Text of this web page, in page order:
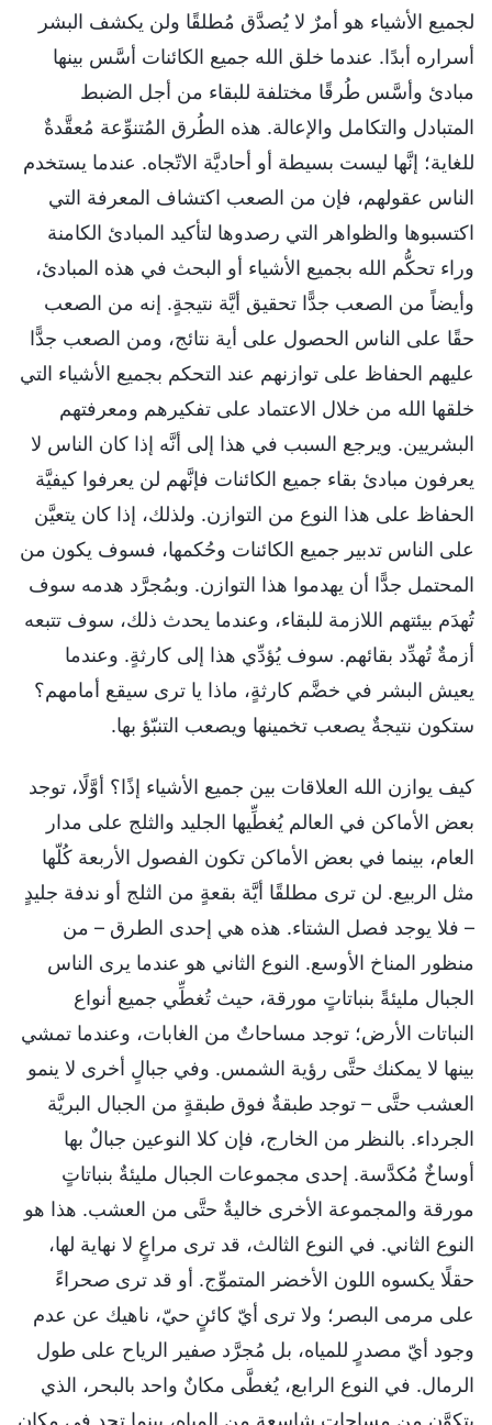
لجميع الأشياء هو أمرٌ لا يُصدَّق مُطلقًا ولن يكشف البشر
أسراره أبدًا. عندما خلق الله جميع الكائنات أسَّس بينها
مبادئ وأسَّس طُرقًا مختلفة للبقاء من أجل الضبط
المتبادل والتكامل والإعالة. هذه الطُرق المُتنوِّعة مُعقَّدةٌ
للغاية؛ إنَّها ليست بسيطة أو أحاديَّة الاتّجاه. عندما يستخدم
الناس عقولهم، فإن من الصعب اكتشاف المعرفة التي
اكتسبوها والظواهر التي رصدوها لتأكيد المبادئ الكامنة
وراء تحكُّم الله بجميع الأشياء أو البحث في هذه المبادئ،
وأيضاً من الصعب جدًّا تحقيق أيَّة نتيجةٍ. إنه من الصعب
حقًا على الناس الحصول على أية نتائج، ومن الصعب جدًّا
عليهم الحفاظ على توازنهم عند التحكم بجميع الأشياء التي
خلقها الله من خلال الاعتماد على تفكيرهم ومعرفتهم
البشريين. ويرجع السبب في هذا إلى أنَّه إذا كان الناس لا
يعرفون مبادئ بقاء جميع الكائنات فإنَّهم لن يعرفوا كيفيَّة
الحفاظ على هذا النوع من التوازن. ولذلك، إذا كان يتعيَّن
على الناس تدبير جميع الكائنات وحُكمها، فسوف يكون من
المحتمل جدًّا أن يهدموا هذا التوازن. وبمُجرَّد هدمه سوف
تُهدَم بيئتهم اللازمة للبقاء، وعندما يحدث ذلك، سوف تتبعه
أزمةٌ تُهدِّد بقائهم. سوف يُؤدِّي هذا إلى كارثةٍ. وعندما
يعيش البشر في خضَّم كارثةٍ، ماذا يا ترى سيقع أمامهم؟
ستكون نتيجةٌ يصعب تخمينها ويصعب التنبّؤ بها.
كيف يوازن الله العلاقات بين جميع الأشياء إذًا؟ أوَّلًا، توجد
بعض الأماكن في العالم يُغطِّيها الجليد والثلج على مدار
العام، بينما في بعض الأماكن تكون الفصول الأربعة كُلّها
مثل الربيع. لن ترى مطلقًا أيَّة بقعةٍ من الثلج أو ندفة جليدٍ
– فلا يوجد فصل الشتاء. هذه هي إحدى الطرق – من
منظور المناخ الأوسع. النوع الثاني هو عندما يرى الناس
الجبال مليئةً بنباتاتٍ مورقة، حيث تُغطِّي جميع أنواع
النباتات الأرض؛ توجد مساحاتٌ من الغابات، وعندما تمشي
بينها لا يمكنك حتَّى رؤية الشمس. وفي جبالٍ أخرى لا ينمو
العشب حتَّى – توجد طبقةٌ فوق طبقةٍ من الجبال البريَّة
الجرداء. بالنظر من الخارج، فإن كلا النوعين جبالٌ بها
أوساخٌ مُكدَّسة. إحدى مجموعات الجبال مليئةٌ بنباتاتٍ
مورقة والمجموعة الأخرى خاليةٌ حتَّى من العشب. هذا هو
النوع الثاني. في النوع الثالث، قد ترى مراعٍ لا نهاية لها،
حقلًا يكسوه اللون الأخضر المتموِّج. أو قد ترى صحراءً
على مرمى البصر؛ ولا ترى أيّ كائنٍ حيّ، ناهيك عن عدم
وجود أيّ مصدرٍ للمياه، بل مُجرَّد صفير الرياح على طول
الرمال. في النوع الرابع، يُغطَّى مكانٌ واحد بالبحر، الذي
يتكوَّن من مساحاتٍ شاسعة من المياه، بينما تجد في مكانٍ